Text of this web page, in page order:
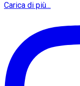
Carica di più...